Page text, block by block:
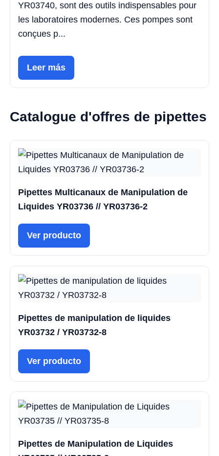
YR03740, sont des outils indispensables pour
les laboratoires modernes. Ces pompes sont
conçues p...
Leer más
Catalogue d'offres de pipettes
Pipettes Multicanaux de Manipulation de
Liquides YR03736 // YR03736-2
Ver producto
Pipettes de manipulation de liquides
YR03732 / YR03732-8
Ver producto
Pipettes de Manipulation de Liquides